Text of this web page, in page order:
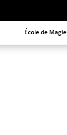
École de Magie